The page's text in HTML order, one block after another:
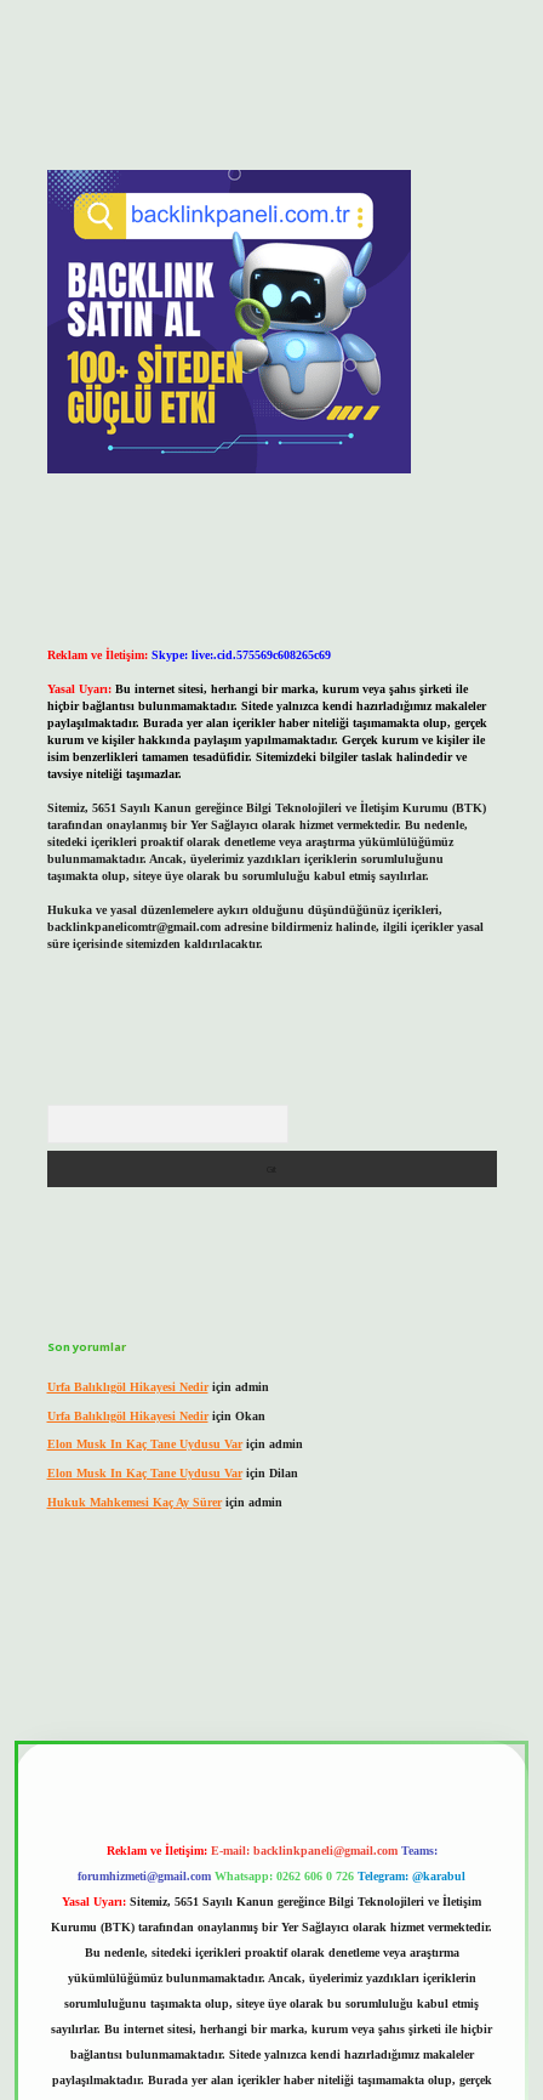
Reklam ve İletişim: Skype: live:.cid.575569c608265c69
Yasal Uyarı: Bu internet sitesi, herhangi bir marka, kurum veya şahıs şirketi ile
hiçbir bağlantısı bulunmamaktadır. Sitede yalnızca kendi hazırladığımız makaleler
paylaşılmaktadır. Burada yer alan içerikler haber niteliği taşımamakta olup, gerçek
kurum ve kişiler hakkında paylaşım yapılmamaktadır. Gerçek kurum ve kişiler ile
isim benzerlikleri tamamen tesadüfidir. Sitemizdeki bilgiler taslak halindedir ve
tavsiye niteliği taşımazlar.
Sitemiz, 5651 Sayılı Kanun gereğince Bilgi Teknolojileri ve İletişim Kurumu (BTK)
tarafından onaylanmış bir Yer Sağlayıcı olarak hizmet vermektedir. Bu nedenle,
sitedeki içerikleri proaktif olarak denetleme veya araştırma yükümlülüğümüz
bulunmamaktadır. Ancak, üyelerimiz yazdıkları içeriklerin sorumluluğunu
taşımakta olup, siteye üye olarak bu sorumluluğu kabul etmiş sayılırlar.
Hukuka ve yasal düzenlemelere aykırı olduğunu düşündüğünüz içerikleri,
backlinkpanelicomtr@gmail.comadresine bildirmeniz halinde, ilgili içerikler yasal
süre içerisinde sitemizden kaldırılacaktır.
Son yorumlar
Urfa Balıklıgöl Hikayesi Nediriçin admin
Urfa Balıklıgöl Hikayesi Nediriçin Okan
Elon Musk In Kaç Tane Uydusu Variçin admin
Elon Musk In Kaç Tane Uydusu Variçin Dilan
Hukuk Mahkemesi Kaç Ay Süreriçin admin
Reklam ve İletişim: E-mail: backlinkpaneli@gmail.com Teams:
forumhizmeti@gmail.com Whatsapp: 0262 606 0 726 Telegram: @karabul
Yasal Uyarı: Sitemiz, 5651 Sayılı Kanun gereğince Bilgi Teknolojileri ve İletişim
Kurumu (BTK) tarafından onaylanmış bir Yer Sağlayıcı olarak hizmet vermektedir.
Bu nedenle, sitedeki içerikleri proaktif olarak denetleme veya araştırma
yükümlülüğümüz bulunmamaktadır. Ancak, üyelerimiz yazdıkları içeriklerin
sorumluluğunu taşımakta olup, siteye üye olarak bu sorumluluğu kabul etmiş
sayılırlar. Bu internet sitesi, herhangi bir marka, kurum veya şahıs şirketi ile hiçbir
bağlantısı bulunmamaktadır. Sitede yalnızca kendi hazırladığımız makaleler
paylaşılmaktadır. Burada yer alan içerikler haber niteliği taşımamakta olup, gerçek